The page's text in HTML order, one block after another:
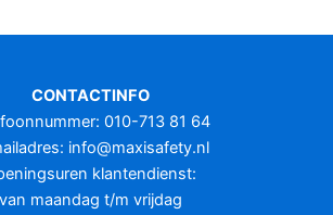
variaties.
optie
gekozen
worden
op
CONTACTINFO
010-713 81 64
info@maxisafety.nl
klantendienst:
van maandag t/m vrijdag